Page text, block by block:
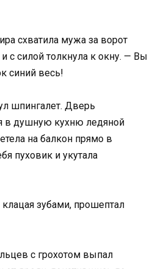
схватила мужа за ворот
с силой толкнула к окну. — Вы
синий весь!
шпингалет. Дверь
в душную кухню ледяной
на балкон прямо в
пуховик и укутала
зубами, прошептал
с грохотом выпал